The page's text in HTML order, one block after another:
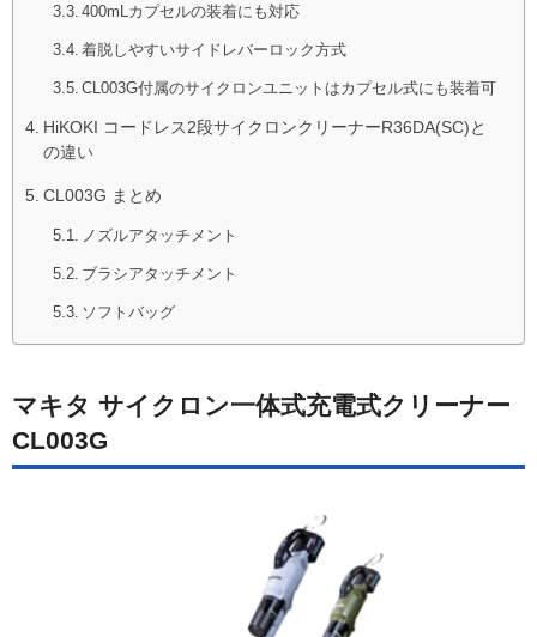
400mLカプセルの装着にも対応
着脱しやすいサイドレバーロック方式
CL003G付属のサイクロンユニットはカプセル式にも装着可
HiKOKI コードレス2段サイクロンクリーナーR36DA(SC)と
の違い
CL003G まとめ
ノズルアタッチメント
ブラシアタッチメント
ソフトバッグ
マキタ サイクロン一体式充電式クリーナー
CL003G